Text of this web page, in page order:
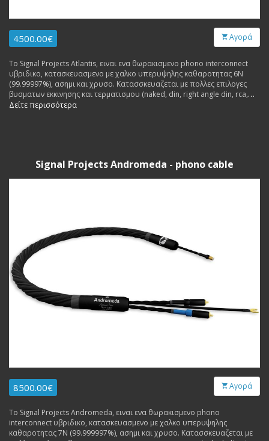
4500.00€ Αγορά
Το Signal Projects Atlantis, ειναι ενα θωρακισμενο phono interconnect
υβριδικο, κατασκευασμενο με χαλκο υπερυψηλης καθαροτητας 6N
(99.99997%), ασημι και χρυσο. Κατασσκευαζεται με πολλες επιλογες
βυσματων εκκινησης και τερματισμου (naked, din, right angle din, rca,
xlr).
Δείτε περισσότερα
Signal Projects Andromeda - phono cable
8500.00€ Αγορά
Το Signal Projects Andromeda, ειναι ενα θωρακισμενο phono
interconnect υβριδικο, κατασκευασμενο με χαλκο υπερυψηλης
καθαροτητας 7N (99.999997%), ασημι και χρυσο. Κατασσκευαζεται με